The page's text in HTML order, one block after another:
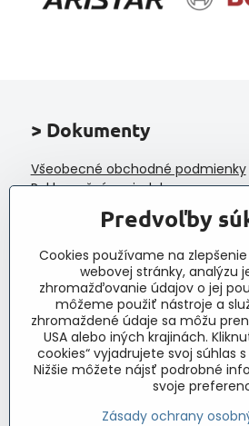
> Dokumenty
Všeobecné obchodné podmienky
Reklamačný poriadok
Ochrana osobných údajov a
Reklamačný formulár
Formulár na odstúpenie od
Protokol o prijatí a vybavení
Veľkoobchod
Predvoľby
Cookies používame na
webovej stránky, analýzu
zhromažďovanie údajov o jej
môžeme použiť nástroje a
zhromaždené údaje sa môžu
USA alebo iných krajinách.
cookies“ vyjadrujete svoj súhlas
Nižšie môžete nájsť podrobné
svoje
Zásady ochrany